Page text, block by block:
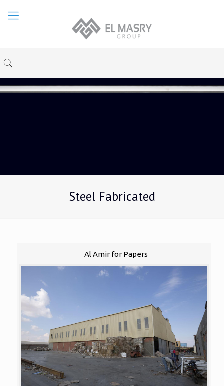
Steel Fabricated
Al Amir for Papers